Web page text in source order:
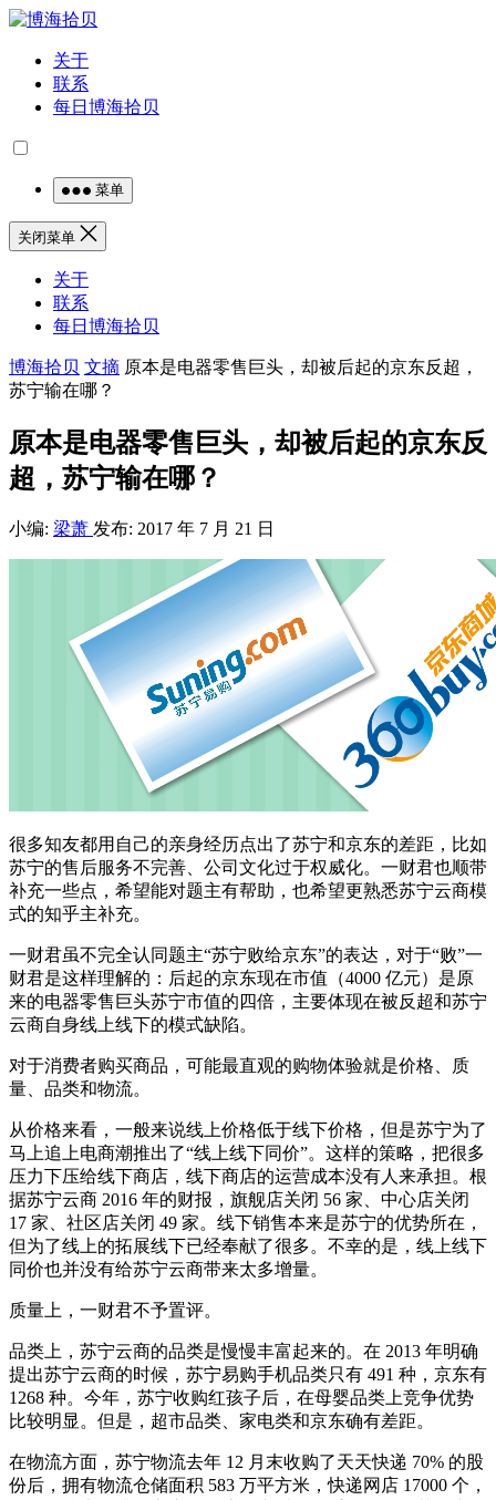
关于
联系
每日博海拾贝
菜单
关闭菜单
关于
联系
每日博海拾贝
博海拾贝 文摘 原本是电器零售巨头，却被后起的京东反超，
苏宁输在哪？
原本是电器零售巨头，却被后起的京东反
超，苏宁输在哪？
小编: 梁萧 发布: 2017 年 7 月 21 日
很多知友都用自己的亲身经历点出了苏宁和京东的差距，比如
苏宁的售后服务不完善、公司文化过于权威化。一财君也顺带
补充一些点，希望能对题主有帮助，也希望更熟悉苏宁云商模
式的知乎主补充。
一财君虽不完全认同题主“苏宁败给京东”的表达，对于“败”一
财君是这样理解的：后起的京东现在市值（4000 亿元）是原
来的电器零售巨头苏宁市值的四倍，主要体现在被反超和苏宁
云商自身线上线下的模式缺陷。
对于消费者购买商品，可能最直观的购物体验就是价格、质
量、品类和物流。
从价格来看，一般来说线上价格低于线下价格，但是苏宁为了
马上追上电商潮推出了“线上线下同价”。这样的策略，把很多
压力下压给线下商店，线下商店的运营成本没有人来承担。根
据苏宁云商 2016 年的财报，旗舰店关闭 56 家、中心店关闭
17 家、社区店关闭 49 家。线下销售本来是苏宁的优势所在，
但为了线上的拓展线下已经奉献了很多。不幸的是，线上线下
同价也并没有给苏宁云商带来太多增量。
质量上，一财君不予置评。
品类上，苏宁云商的品类是慢慢丰富起来的。在 2013 年明确
提出苏宁云商的时候，苏宁易购手机品类只有 491 种，京东有
1268 种。今年，苏宁收购红孩子后，在母婴品类上竞争优势
比较明显。但是，超市品类、家电类和京东确有差距。
在物流方面，苏宁物流去年 12 月末收购了天天快递 70% 的股
份后，拥有物流仓储面积 583 万平方米，快递网店 17000 个，